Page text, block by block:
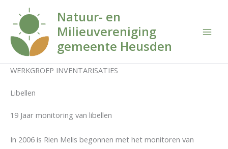
inhoud
Natuur- en
Milieuvereniging
gemeente Heusden
WERKGROEP INVENTARISATIES
Libellen
19 Jaar monitoring van libellen
In 2006 is Rien Melis begonnen met het monitoren van